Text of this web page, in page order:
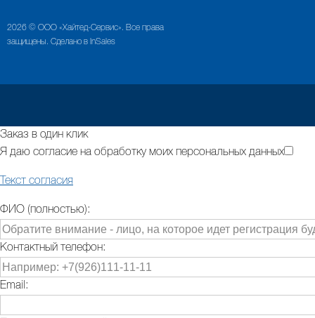
2026 © ООО «Хайтед-Сервис». Все права
защищены. Сделано в InSales
Заказ в один клик
Я даю согласие на обработку моих персональных данных
Текст согласия
ФИО (полностью):
Контактный телефон:
Email: